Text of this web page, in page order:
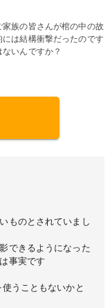
族の皆さんが棺の中の故
は結構衝撃だったのです
いんですか？
ものとされていまし
できるようになった
事実です
うこともないかと